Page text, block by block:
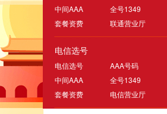
中间AAA
全号1349
套餐资费
联通营业厅
电信选号
电信选号
AAA号码
中间AAA
全号1349
套餐资费
电信营业厅